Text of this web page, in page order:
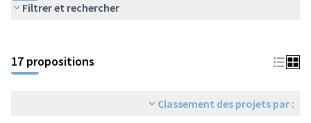
Filtrer et rechercher
+
−
17 propositions
Classement des projets par :